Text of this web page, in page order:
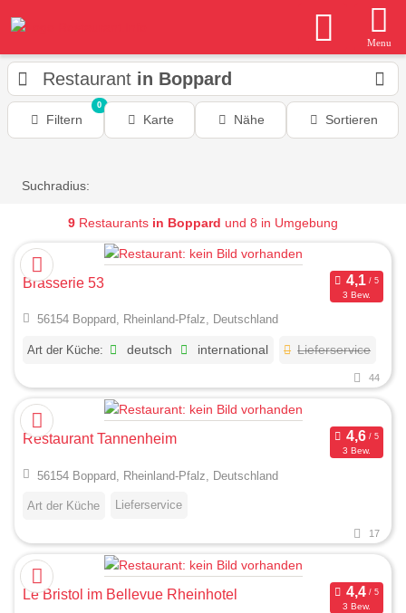
Menu
Restaurant in Boppard
Filtern
0
Karte Nähe Sortieren
Suchradius:
9 Restaurants in Boppard und 8 in Umgebung
Brasserie 53
3 Bew.
56154 Boppard, Rheinland-Pfalz, Deutschland
Art der Küche: deutsch international Lieferservice
44
Restaurant Tannenheim
3 Bew.
56154 Boppard, Rheinland-Pfalz, Deutschland
Art der Küche Lieferservice
17
Le Bristol im Bellevue Rheinhotel
3 Bew.